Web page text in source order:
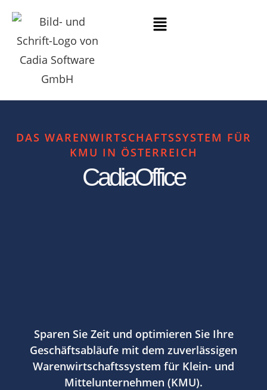
DAS WARENWIRTSCHAFTSSYSTEM FÜR
KMU IN ÖSTERREICH
CadiaOffice
Sparen Sie Zeit und optimieren Sie Ihre
Geschäftsabläufe mit dem zuverlässigen
Warenwirtschaftssystem für Klein- und
Mittelunternehmen (KMU).